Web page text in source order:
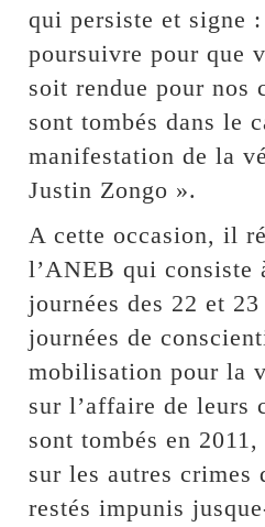
qui persiste et signe
poursuivre pour que
soit rendue pour nos
sont tombés dans le
manifestation de la
Justin Zongo ».
A cette occasion, il
l’ANEB qui consiste
journées des 22 et
journées de
mobilisation pour la
sur l’affaire de leurs
sont tombés en
sur les autres crimes
restés impunis